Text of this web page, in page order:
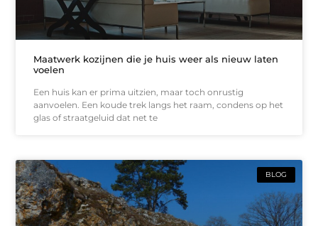
Maatwerk kozijnen die je huis weer als nieuw laten
voelen
Een huis kan er prima uitzien, maar toch onrustig
aanvoelen. Een koude trek langs het raam, condens op het
glas of straatgeluid dat net te
BLOG